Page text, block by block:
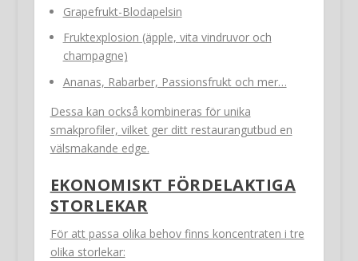
Grapefrukt-Blodapelsin
Fruktexplosion (äpple, vita vindruvor och
champagne)
Ananas, Rabarber, Passionsfrukt och mer…
Dessa kan också kombineras för unika
smakprofiler, vilket ger ditt restaurangutbud en
välsmakande edge.
EKONOMISKT FÖRDELAKTIGA
STORLEKAR
För att passa olika behov finns koncentraten i tre
olika storlekar: